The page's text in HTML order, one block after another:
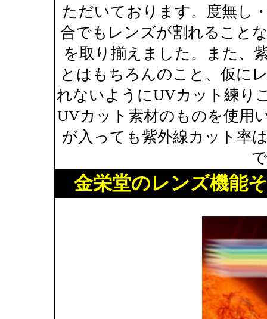
ただいております。度無し
合でもレンズが割れること
を取り揃えました。また、
とはもちろんのこと、仮に
れないようにUVカット練り
UVカット素材のものを使用
が入っても紫外線カット率
金栄堂のレンズ機能